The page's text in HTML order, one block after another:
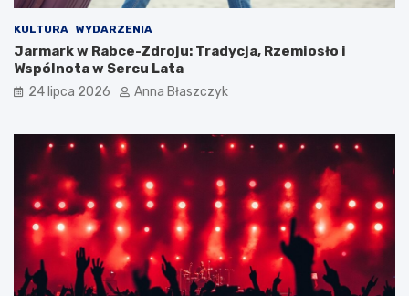
KULTURA WYDARZENIA
Jarmark w Rabce-Zdroju: Tradycja, Rzemiosło i
Wspólnota w Sercu Lata
24 lipca 2026 Anna Błaszczyk